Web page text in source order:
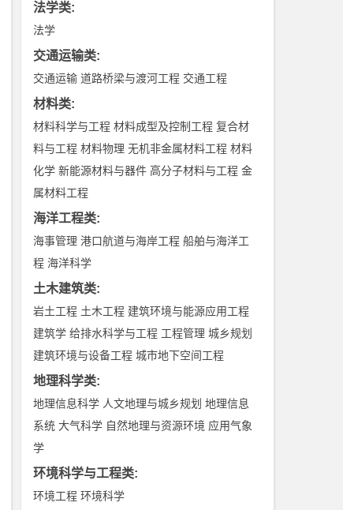
法学类:
法学
交通运输类:
交通运输 道路桥梁与渡河工程 交通工程
材料类:
材料科学与工程 材料成型及控制工程 复合材
料与工程 材料物理 无机非金属材料工程 材料
化学 新能源材料与器件 高分子材料与工程 金
属材料工程
海洋工程类:
海事管理 港口航道与海岸工程 船舶与海洋工
程 海洋科学
土木建筑类:
岩土工程 土木工程 建筑环境与能源应用工程
建筑学 给排水科学与工程 工程管理 城乡规划
建筑环境与设备工程 城市地下空间工程
地理科学类:
地理信息科学 人文地理与城乡规划 地理信息
系统 大气科学 自然地理与资源环境 应用气象
学
环境科学与工程类:
环境工程 环境科学